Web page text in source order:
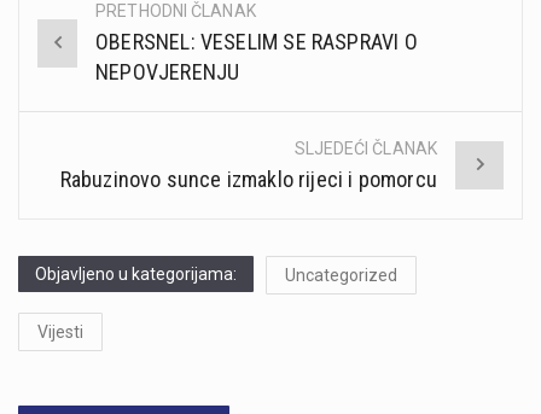
Post
navigation
PRETHODNI ČLANAK
OBERSNEL: VESELIM SE RASPRAVI O
NEPOVJERENJU
SLJEDEĆI ČLANAK
Rabuzinovo sunce izmaklo rijeci i pomorcu
Objavljeno u kategorijama: Uncategorized
Vijesti